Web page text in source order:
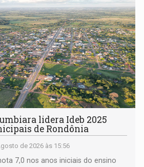
lidera Ideb 2025
de Rondônia
de 2026 às 15:56
7,0 nos anos iniciais do ensino